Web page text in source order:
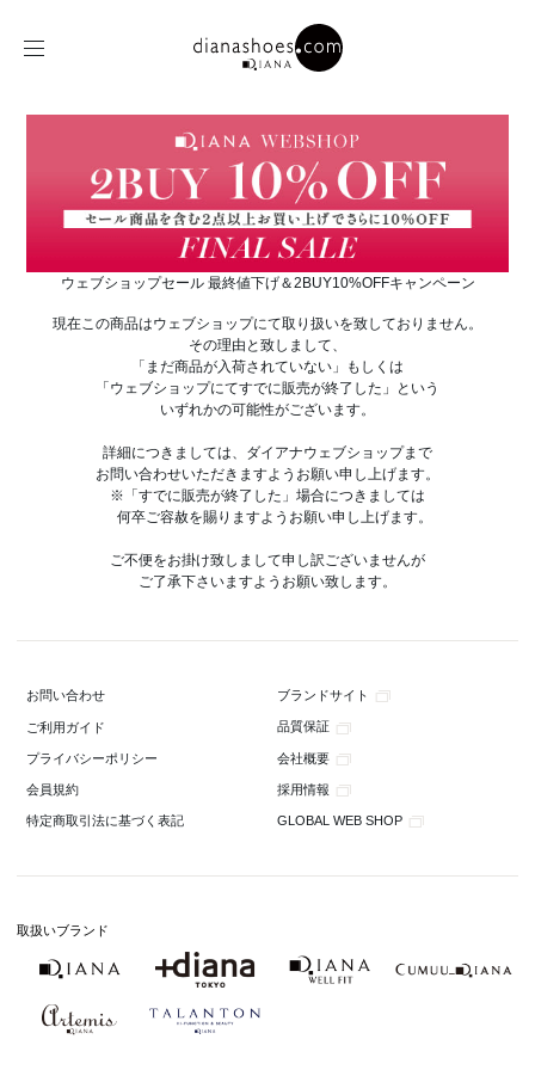
ウェブショップセール 最終値下げ＆2BUY10%OFFキャンペーン
現在この商品はウェブショップにて取り扱いを致しておりません。
その理由と致しまして、
「まだ商品が入荷されていない」もしくは
「ウェブショップにてすでに販売が終了した」という
いずれかの可能性がございます。
詳細につきましては、ダイアナウェブショップまで
お問い合わせいただきますようお願い申し上げます。
※「すでに販売が終了した」場合につきましては
何卒ご容赦を賜りますようお願い申し上げます。
ご不便をお掛け致しまして申し訳ございませんが
ご了承下さいますようお願い致します。
お問い合わせ ブランドサイト
ご利用ガイド 品質保証
プライバシーポリシー 会社概要
会員規約 採用情報
特定商取引法に基づく表記 GLOBAL WEB SHOP
取扱いブランド